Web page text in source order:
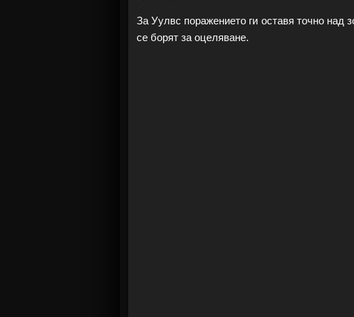
За Уулвс поражението ги оставя точно над
се борят за оцеляване.